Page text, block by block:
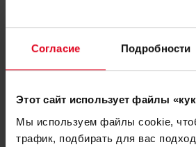
Согласие Подробности
Этот сайт использует файлы
Мы используем файлы cookie,
трафик, подбирать для вас
Отдел по работе с
и строительными
организациями